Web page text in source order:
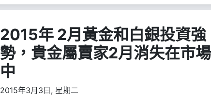
2015年 2月黃金和白銀投資強
勢，貴金屬賣家2月消失在市場
中
2015年3月3日, 星期二